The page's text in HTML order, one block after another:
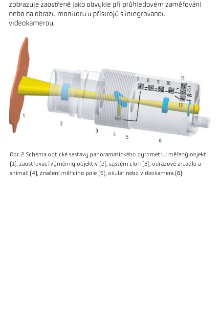
zobrazuje zaostřeně jako obvykle při průhledovém zaměřování
nebo na obrazu monitoru u přístrojů s integrovanou
videokamerou.
Obr. 2 Schéma optické sestavy panoramatického pyrometru: měřený objekt
(1), zaostřovací výměnný objektiv (2), systém clon (3), odrazové zrcadlo a
snímač (4), značení měřicího pole (5), okulár nebo videokamera (6)